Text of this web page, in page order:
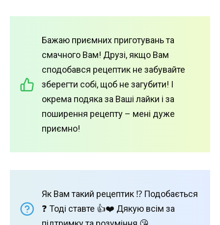
Бажаю приємних приготувань та
смачного Вам! Друзі, якщо Вам
сподобався рецептик не забувайте
зберегти собі, щоб не загубити! І
окрема подяка за Ваші лайки і за
поширення рецепту – мені дуже
приємно!
Як Вам такий рецептик ⁉️ Подобається
❓ Тоді ставте 👍❤️ Дякую всім за